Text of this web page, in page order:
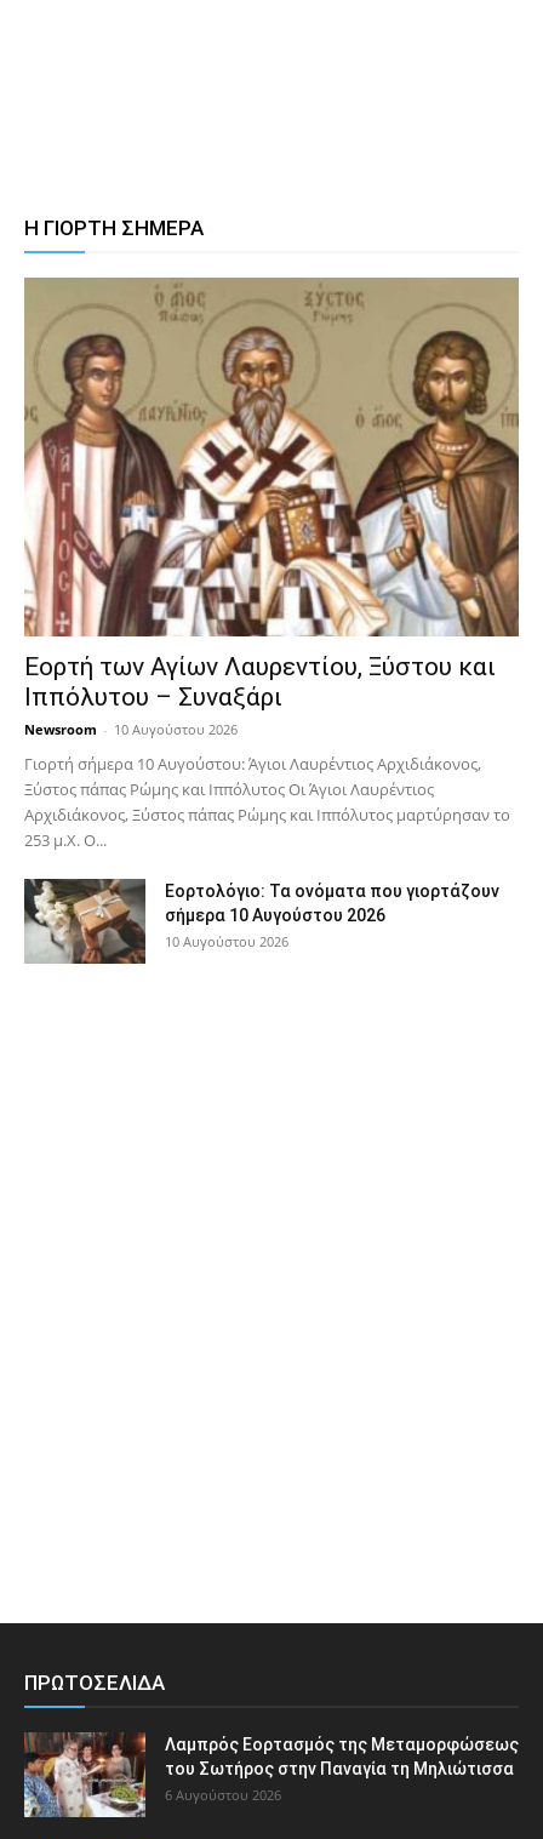
Η ΓΙΟΡΤΗ ΣΗΜΕΡΑ
Εορτή των Αγίων Λαυρεντίου, Ξύστου και
Ιππόλυτου – Συναξάρι
Newsroom - 10 Αυγούστου 2026
Γιορτή σήμερα 10 Αυγούστου: Άγιοι Λαυρέντιος Αρχιδιάκονος,
Ξύστος πάπας Ρώμης και Ιππόλυτος Οι Άγιοι Λαυρέντιος
Αρχιδιάκονος, Ξύστος πάπας Ρώμης και Ιππόλυτος μαρτύρησαν το
253 μ.Χ. Ο...
Εορτολόγιο: Τα ονόματα που γιορτάζουν
σήμερα 10 Αυγούστου 2026
10 Αυγούστου 2026
ΠΡΩΤΟΣΕΛΙΔΑ
Λαμπρός Εορτασμός της Μεταμορφώσεως
του Σωτήρος στην Παναγία τη Μηλιώτισσα
6 Αυγούστου 2026